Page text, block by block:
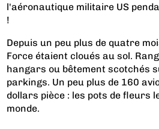
l'aéronautique militaire US
!
Depuis un peu plus de quatre
Force étaient cloués au sol.
hangars ou bêtement scotchés
parkings. Un peu plus de 160
dollars pièce : les pots de fleurs
monde.